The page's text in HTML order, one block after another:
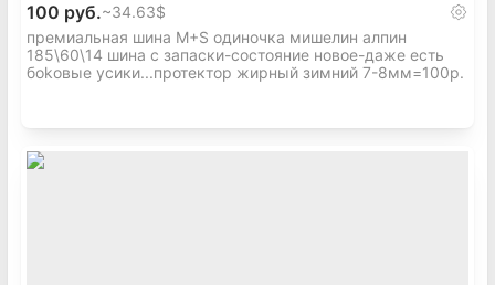
100 руб.~34.63$
премиальная шина M+S одиночка мишелин алпин
185\60\14 шина с запаски-состояние новое-даже есть
боkовые усики...протектор жирный зимний 7-8мм=100р.